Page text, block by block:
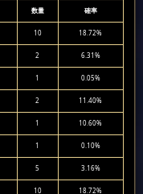
数量 確率
10 18.72%
2 6.31%
1 0.05%
2 11.40%
1 10.60%
1 0.10%
5 3.16%
10 18.72%